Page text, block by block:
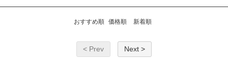
おすすめ順 価格順 新着順
< Prev Next >